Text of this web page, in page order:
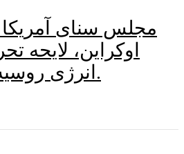
مجلس سنای
اوکراین، لایحه
انرژی روسیه را تصویب کرد.